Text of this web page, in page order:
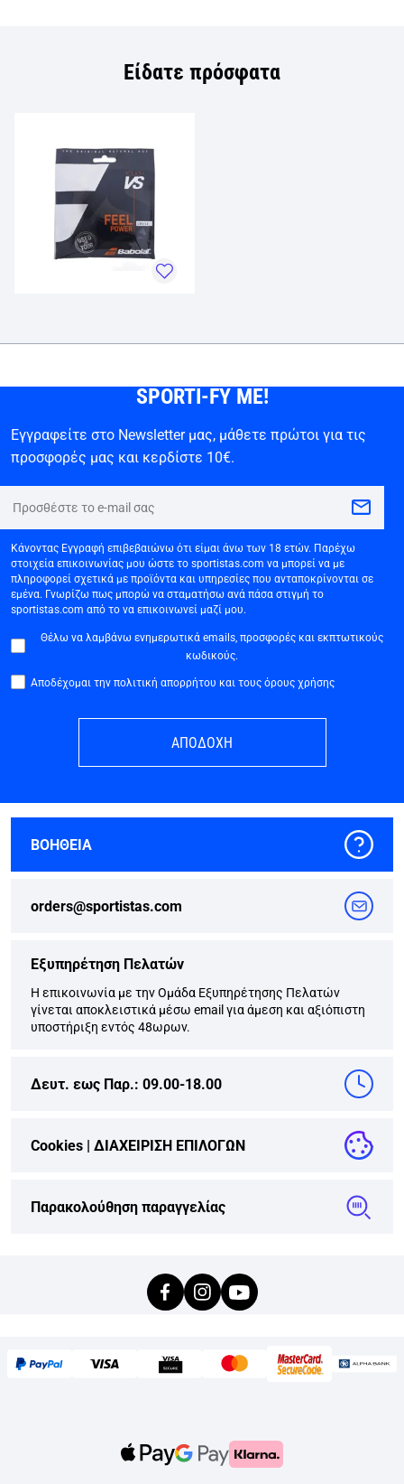
Είδατε πρόσφατα
SPORTI-FY ME!
Εγγραφείτε στο Newsletter μας, μάθετε πρώτοι για τις
προσφορές μας και κερδίστε 10€.
Κάνοντας Εγγραφή επιβεβαιώνω ότι είμαι άνω των 18 ετών. Παρέχω
στοιχεία επικοινωνίας μου ώστε το sportistas.com να μπορεί να με
πληροφορεί σχετικά με προϊόντα και υπηρεσίες που ανταποκρίνονται σε
εμένα. Γνωρίζω πως μπορώ να σταματήσω ανά πάσα στιγμή το
sportistas.com από το να επικοινωνεί μαζί μου.
Θέλω να λαμβάνω ενημερωτικά emails, προσφορές και εκπτωτικούς
κωδικούς.
Αποδέχομαι την πολιτική απορρήτου και τους όρους χρήσης
ΑΠΟΔΟΧΗ
ΒΟΗΘΕΙΑ
orders@sportistas.com
Εξυπηρέτηση Πελατών
Η επικοινωνία με την Ομάδα Εξυπηρέτησης Πελατών
γίνεται αποκλειστικά μέσω email για άμεση και αξιόπιστη
υποστήριξη εντός 48ωρων.
Δευτ. εως Παρ.: 09.00-18.00
Cookies | ΔΙΑΧΕΙΡΙΣΗ ΕΠΙΛΟΓΩΝ
Παρακολούθηση παραγγελίας